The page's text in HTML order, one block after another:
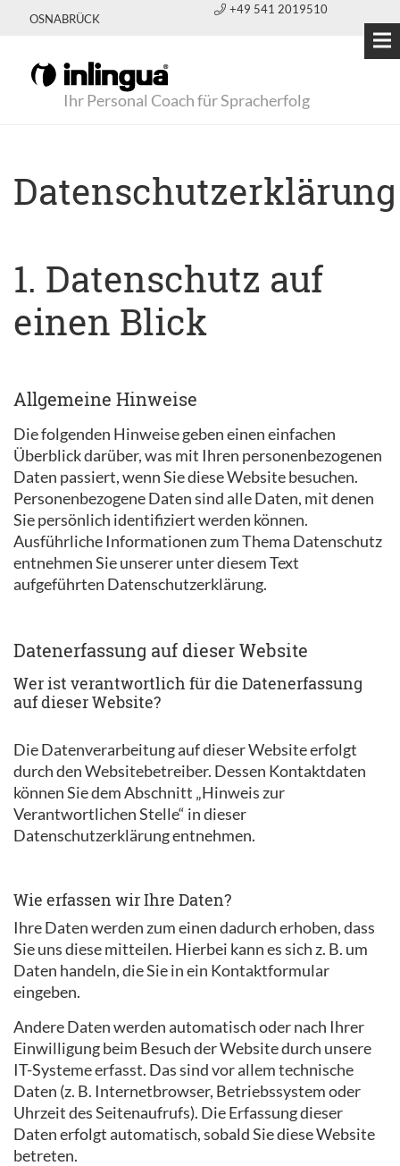
OSNABRÜCK
+49 541 2019510
Ihr Personal Coach für Spracherfolg
Datenschutzerklärung
1. Datenschutz auf
einen Blick
Allgemeine Hinweise
Die folgenden Hinweise geben einen einfachen
Überblick darüber, was mit Ihren personenbezogenen
Daten passiert, wenn Sie diese Website besuchen.
Personenbezogene Daten sind alle Daten, mit denen
Sie persönlich identifiziert werden können.
Ausführliche Informationen zum Thema Datenschutz
entnehmen Sie unserer unter diesem Text
aufgeführten Datenschutzerklärung.
Datenerfassung auf dieser Website
Wer ist verantwortlich für die Datenerfassung
auf dieser Website?
Die Datenverarbeitung auf dieser Website erfolgt
durch den Websitebetreiber. Dessen Kontaktdaten
können Sie dem Abschnitt „Hinweis zur
Verantwortlichen Stelle“ in dieser
Datenschutzerklärung entnehmen.
Wie erfassen wir Ihre Daten?
Ihre Daten werden zum einen dadurch erhoben, dass
Sie uns diese mitteilen. Hierbei kann es sich z. B. um
Daten handeln, die Sie in ein Kontaktformular
eingeben.
Andere Daten werden automatisch oder nach Ihrer
Einwilligung beim Besuch der Website durch unsere
IT-Systeme erfasst. Das sind vor allem technische
Daten (z. B. Internetbrowser, Betriebssystem oder
Uhrzeit des Seitenaufrufs). Die Erfassung dieser
Daten erfolgt automatisch, sobald Sie diese Website
betreten.